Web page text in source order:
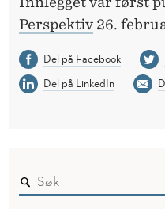
Perspektiv 26.
Del på Facebook
Del på LinkedIn